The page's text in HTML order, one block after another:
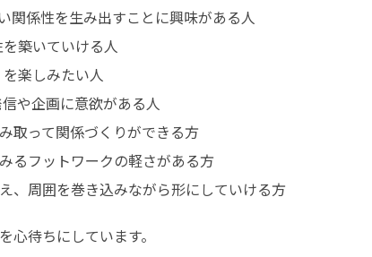
係性を生み出すことに興味がある人
え、周囲を巻き込みながら形にしていける方
待ちにしています。